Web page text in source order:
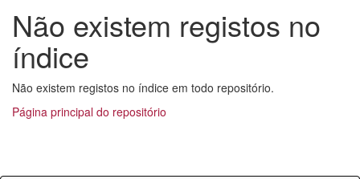
Não existem registos no
índice
Não existem registos no índice em todo repositório.
Página principal do repositório